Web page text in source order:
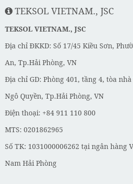
TEKSOL VIETNAM., JSC
TEKSOL VIETNAM., JSC
Địa chỉ ĐKKD: Số 17/45 Kiều Sơn,
An, Tp.Hải Phòng, VN
Địa chỉ GD: Phòng 401, tầng 4, tòa
Ngô Quyền, Tp.Hải Phòng, VN
Điện thoại: +84 911 110 800
MTS: 0201862965
Số TK: 1031000006262 tại ngân hàng
Nam Hải Phòng